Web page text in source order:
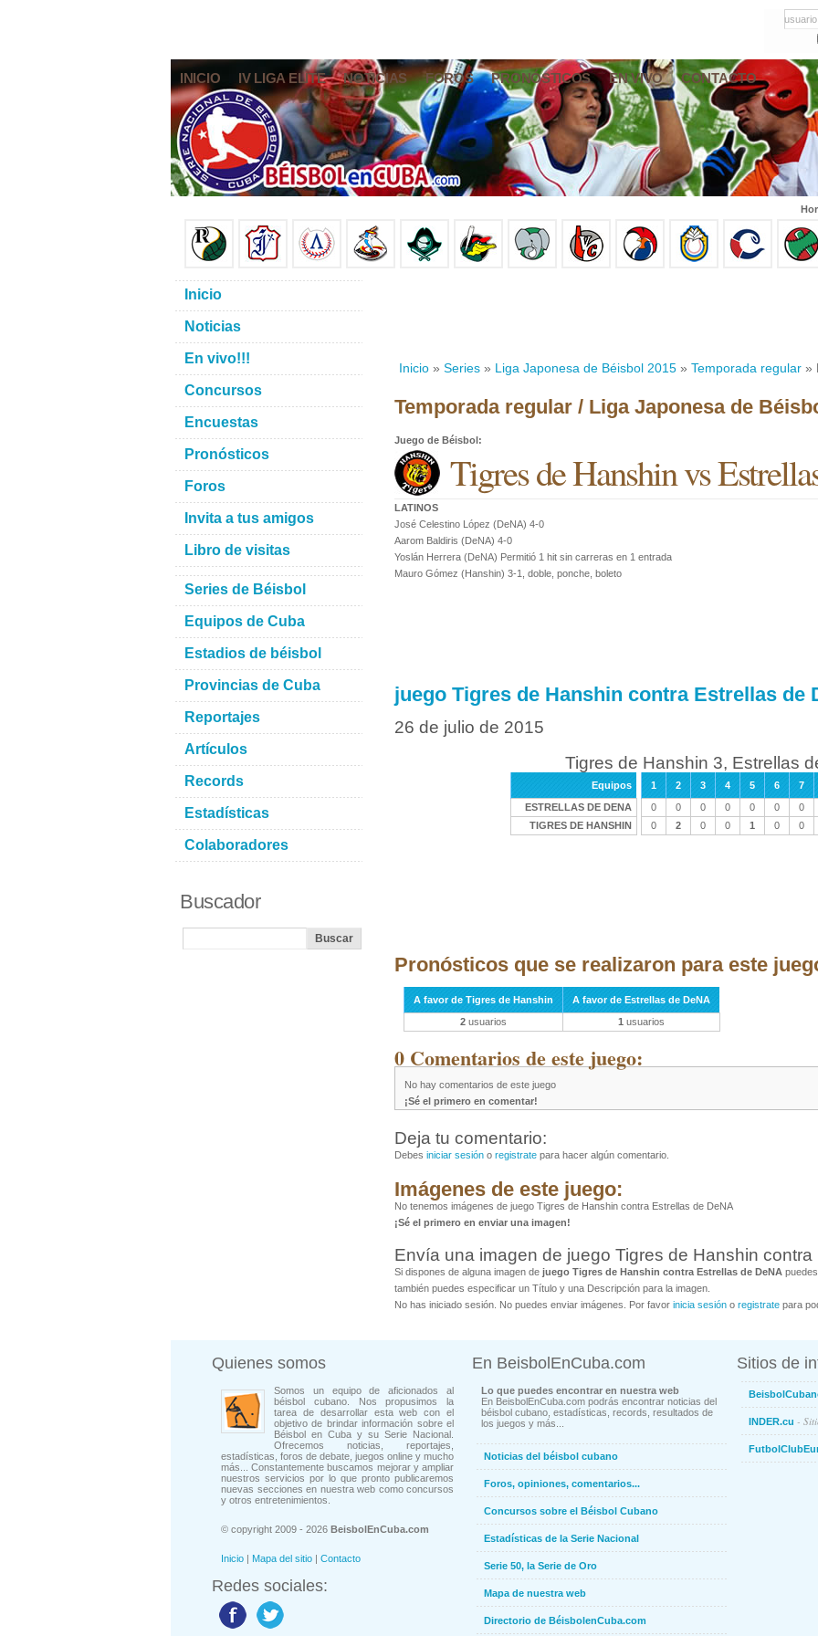
INICIO IV LIGA ELITE NOTICIAS FOROS PRONÓSTICOS EN VIVO CONTACTO
Inicio » Series » Liga Japonesa de Béisbol 2015 » Temporada regular »
Temporada regular / Liga Japonesa de
Juego de Béisbol:
Tigres de Hanshin vs
LATINOS
José Celestino López (DeNA) 4-0
Aarom Baldiris (DeNA) 4-0
Yoslán Herrera (DeNA) Permitió 1 hit sin carreras en 1 entrada
Mauro Gómez (Hanshin) 3-1, doble, ponche, boleto
juego Tigres de Hanshin contra Estrellas de
26 de julio de 2015
Tigres de Hanshin 3, Estrellas
Equipos 1 2 3 4 5 6 7
ESTRELLAS DE DENA
0 0 0 0 0 0 0
TIGRES DE HANSHIN
0 2 0 0 1 0 0
Pronósticos que se realizaron para este
A favor de Tigres de Hanshin
A favor de Estrellas de DeNA
2 usuarios 1 usuarios
0 Comentarios de este juego:
No hay comentarios de este juego
¡Sé el primero en comentar!
Deja tu comentario:
Debes iniciar sesión o registrate para hacer algún comentario.
Imágenes de este juego:
No tenemos imágenes de juego Tigres de Hanshin contra Estrellas de DeNA
¡Sé el primero en enviar una imagen!
Envía una imagen de juego Tigres de Hanshin contra
Si dispones de alguna imagen de juego Tigres de Hanshin contra Estrellas de DeNA
también puedes especificar un Título y una Descripción para la imagen.
No has iniciado sesión. No puedes enviar imágenes. Por favor inicia sesión o registrate para
Inicio
Noticias
En vivo!!!
Concursos
Encuestas
Pronósticos
Foros
Invita a tus amigos
Libro de visitas
Series de Béisbol
Equipos de Cuba
Estadios de béisbol
Provincias de Cuba
Reportajes
Artículos
Records
Estadísticas
Colaboradores
Buscador
Quienes somos
Somos un equipo de aficionados al
béisbol cubano. Nos propusimos la
tarea de desarrollar esta web con el
objetivo de brindar información sobre el
Béisbol en Cuba y su Serie Nacional.
Ofrecemos noticias, reportajes,
estadísticas, foros de debate, juegos online y mucho
más... Constantemente buscamos mejorar y ampliar
nuestros servicios por lo que pronto publicaremos
nuevas secciones en nuestra web como concursos
y otros entretenimientos.
© copyright 2009 - 2026 BeisbolEnCuba.com
Inicio | Mapa del sitio | Contacto
Redes sociales:
En BeisbolEnCuba.com
Lo que puedes encontrar en nuestra web
En BeisbolEnCuba.com podrás encontrar noticias del
béisbol cubano, estadísticas, records, resultados de
los juegos y más...
Noticias del béisbol cubano
Foros, opiniones, comentarios...
Concursos sobre el Béisbol Cubano
Estadísticas de la Serie Nacional
Serie 50, la Serie de Oro
Mapa de nuestra web
Directorio de BéisbolenCuba.com
Sitios de
INDER.cu -